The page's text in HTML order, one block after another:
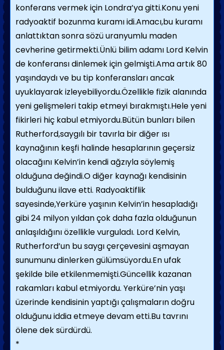
konferans vermek için Londra’ya gitti.Konu yeni
radyoaktif bozunma kuramı idi.Amacı,bu kuramı
anlattıktan sonra sözü uranyumlu maden
cevherine getirmekti.Ünlü bilim adamı Lord Kelvin
de konferansı dinlemek için gelmişti.Ama artık 80
yaşındaydı ve bu tip konferansları ancak
uyuklayarak izleyebiliyordu.Özellikle fizik alanında
yeni gelişmeleri takip etmeyi bırakmıştı.Hele yeni
fikirleri hiç kabul etmiyordu.Bütün bunları bilen
Rutherford,saygılı bir tavırla bir diğer ısı
kaynağının keşfi halinde hesaplarının geçersiz
olacağını Kelvin’in kendi ağzıyla söylemiş
olduğuna değindi.O diğer kaynağı kendisinin
bulduğunu ilave etti. Radyoaktiflik
sayesinde,Yerküre yaşının Kelvin’in hesapladığı
gibi 24 milyon yıldan çok daha fazla olduğunun
anlaşıldığını özellikle vurguladı. Lord Kelvin,
Rutherford’un bu saygı çerçevesini aşmayan
sunumunu dinlerken gülümsüyordu.En ufak
şekilde bile etkilenmemişti.Güncellik kazanan
rakamları kabul etmiyordu. Yerküre’nin yaşı
üzerinde kendisinin yaptığı çalışmaların doğru
olduğunu iddia etmeye devam etti.Bu tavrını
ölene dek sürdürdü.
*